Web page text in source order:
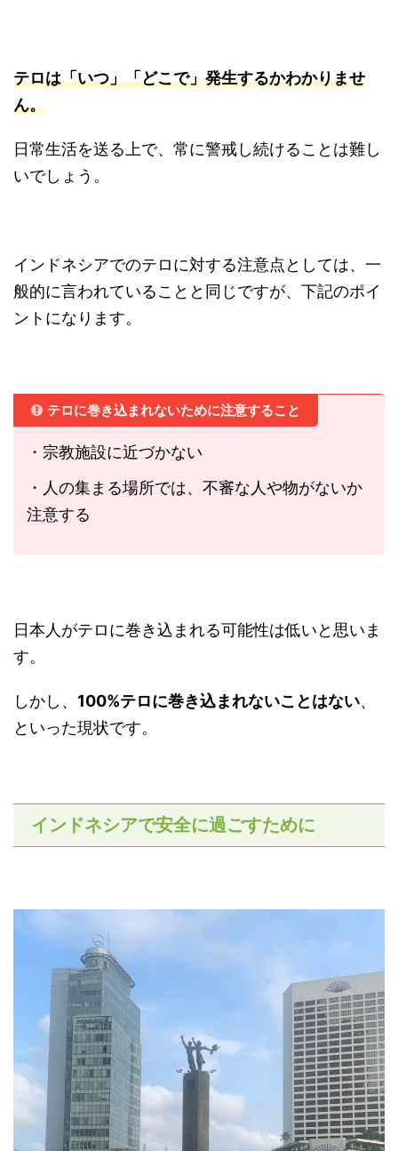
テロは「いつ」「どこで」発生するかわかりませ
ん。
日常生活を送る上で、常に警戒し続けることは難し
いでしょう。
インドネシアでのテロに対する注意点としては、一
般的に言われていることと同じですが、下記のポイ
ントになります。
テロに巻き込まれないために注意すること
・宗教施設に近づかない
・人の集まる場所では、不審な人や物がないか
注意する
日本人がテロに巻き込まれる可能性は低いと思いま
す。
しかし、 100%テロに巻き込まれないことはない、
といった現状です。
インドネシアで安全に過ごすために